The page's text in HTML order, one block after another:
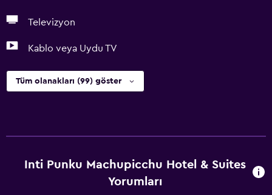
Televizyon
Kablo veya Uydu TV
Tüm olanakları (99) göster
Inti Punku Machupicchu Hotel & Suites
Yorumları